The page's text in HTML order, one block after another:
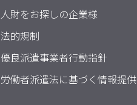
人財をお探しの企業様
法的規制
優良派遣事業者行動指針
労働者派遣法に基づく情報提供